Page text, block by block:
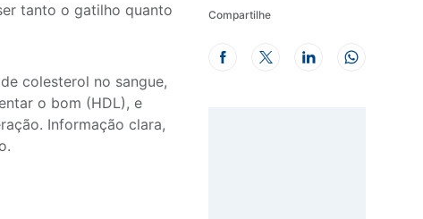
tanto o gatilho quanto
colesterol no sangue,
o bom (HDL), e
Informação clara,
Compartilhe